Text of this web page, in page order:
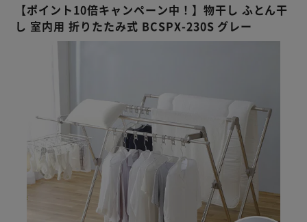
【ポイント10倍キャンペーン中！】物干し ふとん干
し 室内用 折りたたみ式 BCSPX-230S グレー
※ご確認ください
カートに入れる 購入手続きへ